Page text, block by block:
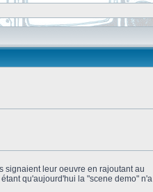
signaient leur oeuvre en rajoutant au
qu'aujourd'hui la "scene demo" n'a